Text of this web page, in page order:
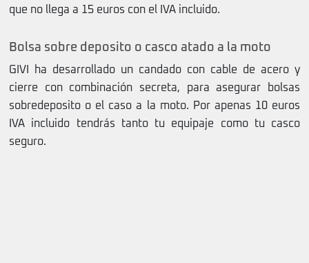
que no llega a 15 euros con el IVA incluido.
Bolsa sobre deposito o casco atado a la moto
GIVI ha desarrollado un candado con cable de acero y
cierre con combinación secreta, para asegurar bolsas
sobredeposito o el caso a la moto. Por apenas 10 euros
IVA incluido tendrás tanto tu equipaje como tu casco
seguro.